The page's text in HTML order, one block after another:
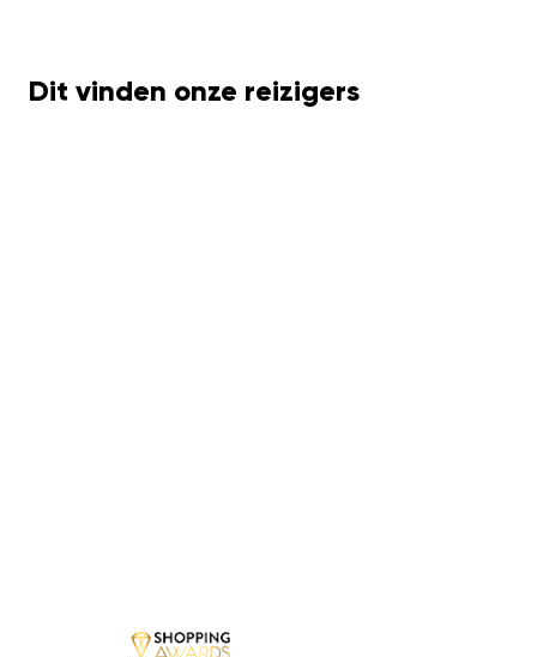
Dit vinden onze reizigers